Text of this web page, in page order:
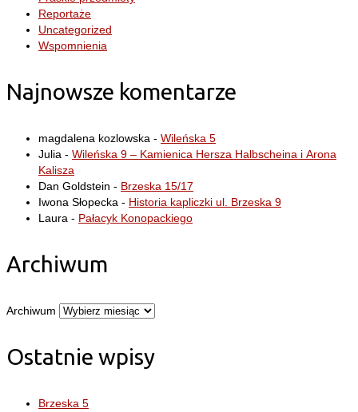
Reportaże
Uncategorized
Wspomnienia
Najnowsze komentarze
magdalena kozlowska - Wileńska 5
Julia - Wileńska 9 – Kamienica Hersza Halbscheina i Arona
Kalisza
Dan Goldstein - Brzeska 15/17
Iwona Słopecka - Historia kapliczki ul. Brzeska 9
Laura - Pałacyk Konopackiego
Archiwum
Archiwum
Ostatnie wpisy
Brzeska 5